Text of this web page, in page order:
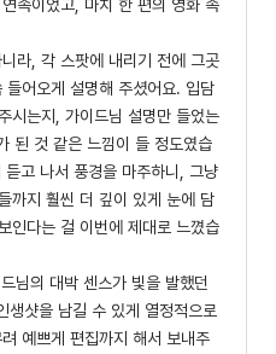
속이었고, 마치 한 편의 영화 속
라, 각 스팟에 내리기 전에 그곳
어오게 설명해 주셨어요. 입담
시는지, 가이드님 설명만 들었는
된 것 같은 느낌이 들 정도였습
고 나서 풍경을 마주하니, 그냥
까지 훨씬 더 깊이 있게 눈에 담
인다는 걸 이번에 제대로 느꼈습
님의 대박 센스가 빛을 발했던
생샷을 남길 수 있게 열정적으로
예쁘게 편집까지 해서 보내주